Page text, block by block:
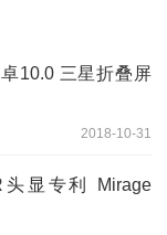
10.0 三星折叠屏
2018-10-31
显专利 Mirage